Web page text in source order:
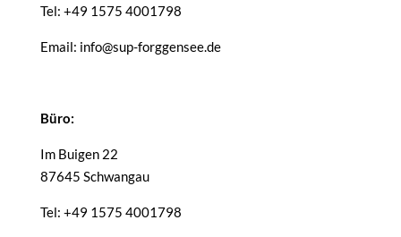
Tel: +49 1575 4001798
Email: info@sup-forggensee.de
Büro:
Im Buigen 22
87645 Schwangau
Tel: +49 1575 4001798